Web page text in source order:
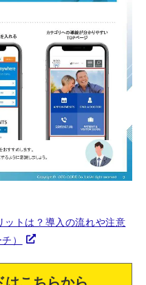
ットは？導入の流れや注意
）